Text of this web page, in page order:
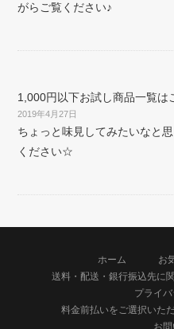
がらご覧ください♪
1,000円以下お試し商品一覧は
2019年4月27日
ちょっと味見してみたいなと
ください☆
ホーム お
送料・配送・銀行振込先に
プライ
料金前払いをご選択いた
お